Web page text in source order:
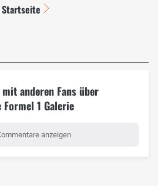
Startseite
anderen Fans über
Formel 1 Galerie
anzeigen